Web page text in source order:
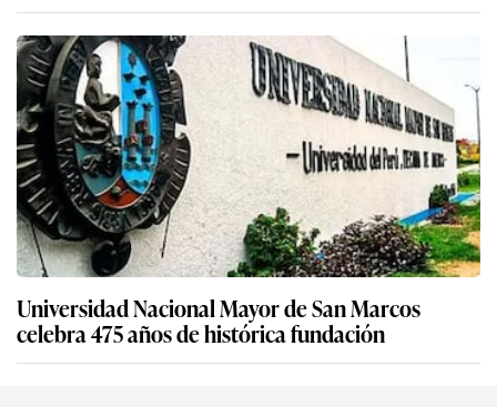
Universidad Nacional Mayor de San Marcos
celebra 475 años de histórica fundación